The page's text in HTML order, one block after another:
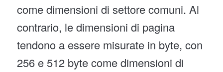
come dimensioni di settore comuni. Al
contrario, le dimensioni di pagina
tendono a essere misurate in byte, con
256 e 512 byte come dimensioni di